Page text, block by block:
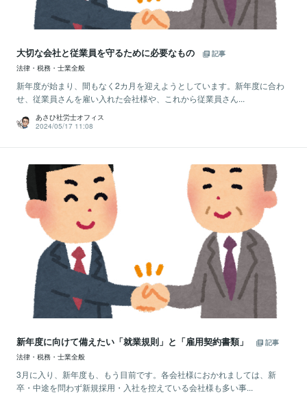
大切な会社と従業員を守るために必要なもの
記事
法律・税務・士業全般
新年度が始まり、間もなく2カ月を迎えようとしています。新年度に合わ
せ、従業員さんを雇い入れた会社様や、これから従業員さん...
あさひ社労士オフィス
2024/05/17 11:08
新年度に向けて備えたい「就業規則」と「雇用契約書類」
記事
法律・税務・士業全般
3月に入り、新年度も、もう目前です。各会社様におかれましては、新
卒・中途を問わず新規採用・入社を控えている会社様も多い事...